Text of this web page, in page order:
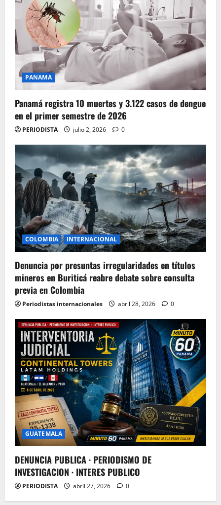
PANAMA
Panamá registra 10 muertes y 3.122 casos de dengue
en el primer semestre de 2026
PERIODISTA julio 2, 2026 0
COLOMBIA INTERNACIONAL
Denuncia por presuntas irregularidades en títulos
mineros en Buriticá reabre debate sobre consulta
previa en Colombia
Periodistas internacionales abril 28, 2026 0
GUATEMALA
DENUNCIA PUBLICA · PERIODISMO DE
INVESTIGACION · INTERES PUBLICO
PERIODISTA abril 27, 2026 0